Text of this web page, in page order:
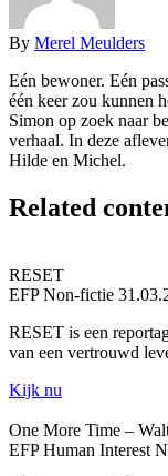
By Merel Meulders
Eén bewoner. Eén
één keer zou kunnen
Simon op zoek naar
verhaal. In deze
Hilde en Michel.
Related
RESET
EFP Non-fictie
RESET is een
van een vertrouwd
Kijk nu
One More Time –
EFP Human Interest